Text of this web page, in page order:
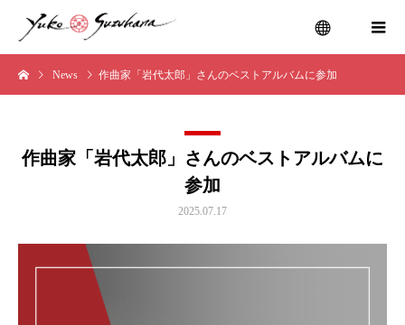
News 作曲家「岩代太郎」さんのベストアルバムに参加
作曲家「岩代太郎」さんのベストアルバムに
参加
2025.07.17